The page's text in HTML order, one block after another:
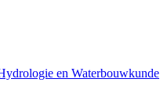
en Waterbouwkunde